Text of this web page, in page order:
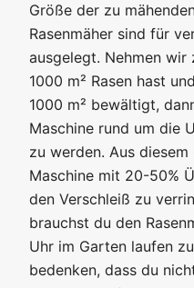
Größe der zu
Rasenmäher sind für
ausgelegt. Nehmen wir
1000 m² Rasen hast
1000 m² bewältigt,
Maschine rund um die
zu werden. Aus
Maschine mit 20-50%
den Verschleiß zu
brauchst du den
Uhr im Garten laufen
bedenken, dass du